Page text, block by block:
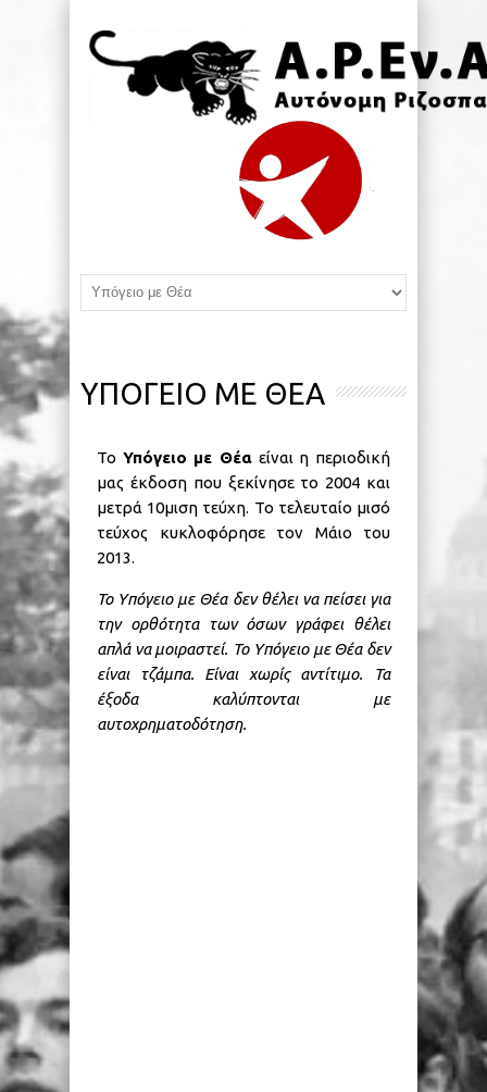
ΥΠΟΓΕΙΟ ΜΕ ΘΕΑ
Το Υπόγειο με Θέα είναι η περιοδική
μας έκδοση που ξεκίνησε το 2004 και
μετρά 10μιση τεύχη. Το τελευταίο μισό
τεύχος κυκλοφόρησε τον Μάιο του
2013.
Το Υπόγειο με Θέα δεν θέλει να πείσει για
την ορθότητα των όσων γράφει θέλει
απλά να μοιραστεί. Το Υπόγειο με Θέα δεν
είναι τζάμπα. Είναι χωρίς αντίτιμο. Τα
έξοδα καλύπτονται με
αυτοχρηματοδότηση.